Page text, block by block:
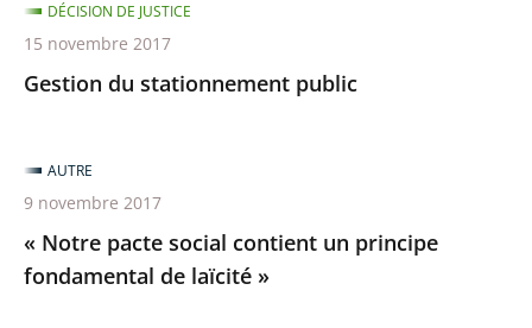
Gestion du stationnement public
DÉCISION DE JUSTICE
15 novembre 2017
« Notre pacte social contient un principe
fondamental de laïcité »
AUTRE
9 novembre 2017